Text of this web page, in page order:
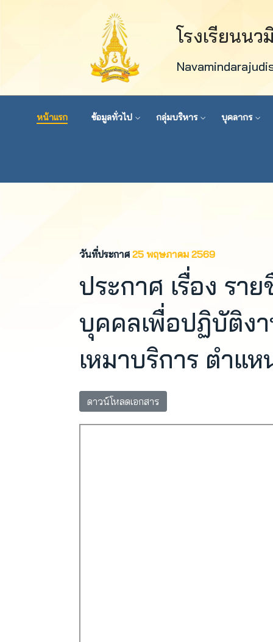
โรงเรียนน
หน้าแรก ข้อมูลทั่วไป กลุ่มบริหาร บุคลากร
วันที่ประกาศ 25 พฤษภาคม 2569
ประกาศ เรื่อง รา
บุคคลเพื่อปฏิบัติง
เหมาบริการ ตำแ
ดาวน์โหลดเอกสาร